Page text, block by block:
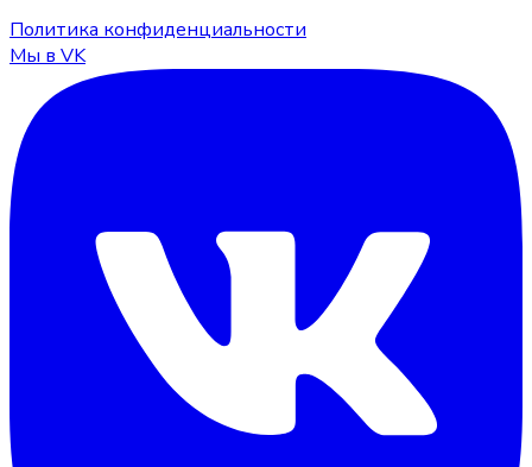
Политика конфиденциальности
Мы в VK